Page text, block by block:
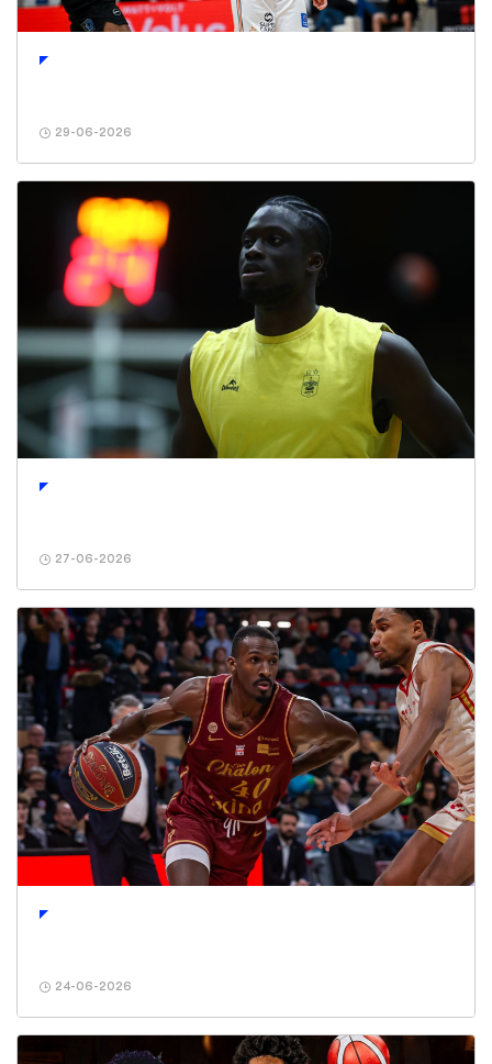
29-06-2026
27-06-2026
24-06-2026